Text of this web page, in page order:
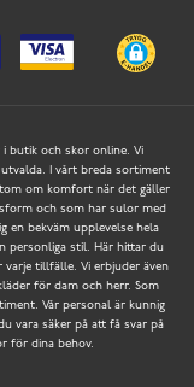
i butik och skor online. Vi
I vårt breda sortiment
om komfort när det gäller
och som har sulor med
en bekväm upplevelse hela
personliga stil. Här hittar du
tillfälle. Vi erbjuder även
för dam och herr. Som
Vår personal är kunnig
vara säker på att få svar på
för dina behov.